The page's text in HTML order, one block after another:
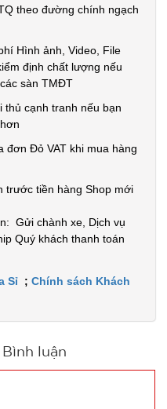
theo đường chính ngạch
Hình ảnh, Video, File
định chất lượng nếu
sàn TMĐT
cạnh tranh nếu bạn
đơn Đỏ VAT khi mua hàng
trước tiền hàng Shop mới
Gửi chành xe, Dịch vụ
Quý khách thanh toán
Sỉ ; Chính sách Khách
Bình luận
hành:
Cân nặng :
0.5kg
Set 10 khăn
lau chén
bát 2 mặt
( T2000 cái
MÃ
002874
TÌNH